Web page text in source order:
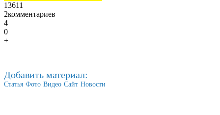
13611
2комментариев
4
0
+
Добавить материал:
Статья Фото Видео Сайт Новости